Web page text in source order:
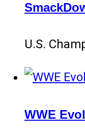
U.S.
WWE